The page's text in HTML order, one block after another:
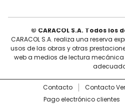
© CARACOL S.A. Todos los
CARACOL S.A. realiza una reserva
usos de las obras y otras
web a medios de lectura
Contacto Contacto
Pago electrónico clientes